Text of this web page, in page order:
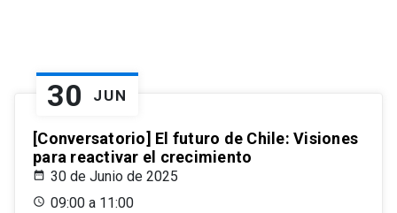
30 JUN
[Conversatorio] El futuro de Chile: Visiones
para reactivar el crecimiento
30 de Junio de 2025
09:00 a 11:00